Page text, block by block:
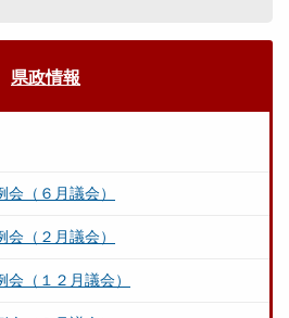
県政情報
（６月議会）
（２月議会）
（１２月議会）